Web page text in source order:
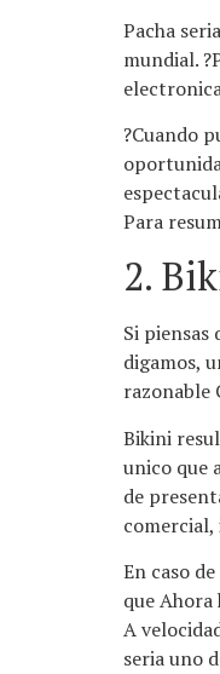
Pacha
mundial.
?Cuando
Para
2.
Si
digamos,
razonable
Bikini
unico que
de
comercial,
En caso
que
A
seri­a uno